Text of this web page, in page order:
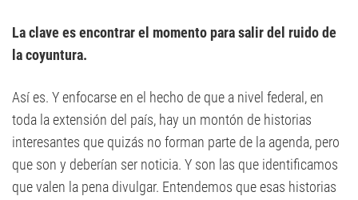
La clave es encontrar el momento para salir del ruido de
la coyuntura.
Así es. Y enfocarse en el hecho de que a nivel federal, en
toda la extensión del país, hay un montón de historias
interesantes que quizás no forman parte de la agenda, pero
que son y deberían ser noticia. Y son las que identificamos
que valen la pena divulgar. Entendemos que esas historias